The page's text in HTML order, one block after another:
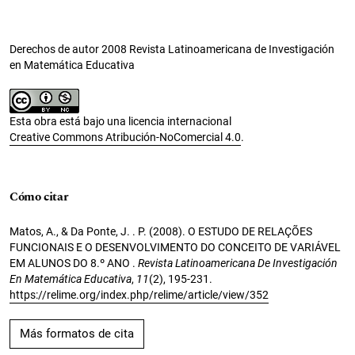
Derechos de autor 2008 Revista Latinoamericana de Investigación
en Matemática Educativa
Esta obra está bajo una licencia internacional
Creative Commons Atribución-NoComercial 4.0.
Cómo citar
Matos, A., & Da Ponte, J. . P. (2008). O ESTUDO DE RELAÇÕES
FUNCIONAIS E O DESENVOLVIMENTO DO CONCEITO DE VARIÁVEL
EM ALUNOS DO 8.º ANO . Revista Latinoamericana De Investigación
En Matemática Educativa, 11(2), 195-231.
https://relime.org/index.php/relime/article/view/352
Más formatos de cita